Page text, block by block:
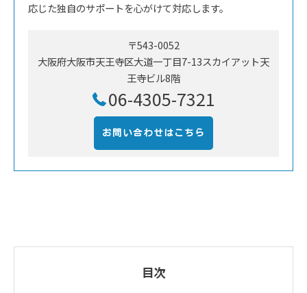
応じた独自のサポートを心がけて対応します。
〒543-0052
大阪府大阪市天王寺区大道一丁目7-13スカイアット天
王寺ビル8階
06-4305-7321
お問い合わせはこちら
目次